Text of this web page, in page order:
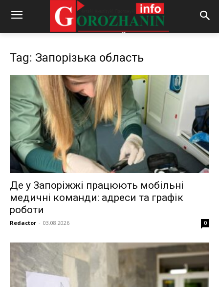
Tag: Запорізька область
Де у Запоріжжі працюють мобільні
медичні команди: адреси та графік
роботи
Redactor - 03.08.2026 0